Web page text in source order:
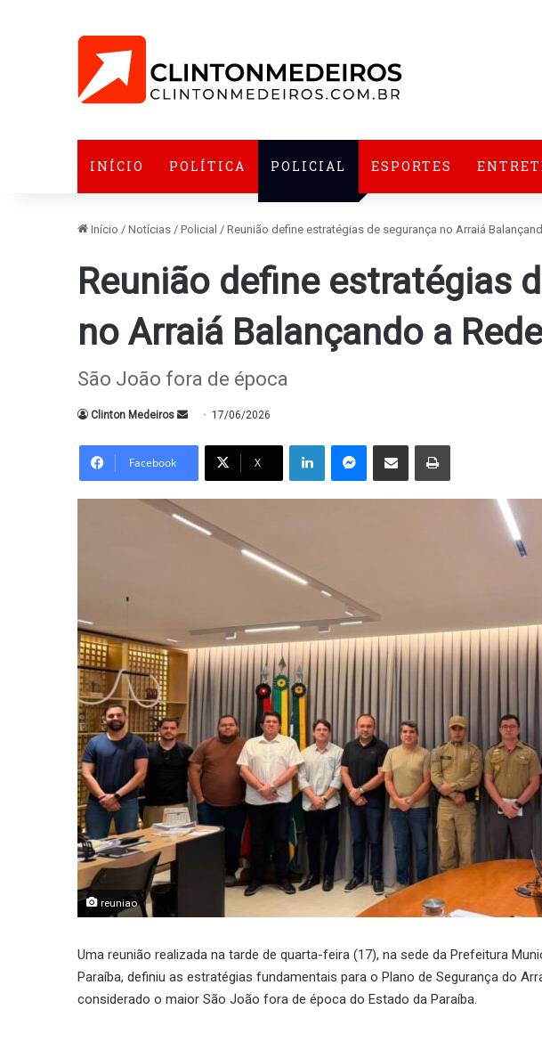
INÍCIO POLÍTICA POLICIAL ESPORTES
Início / Notícias / Policial / Reunião define estratégias de segurança no Arraiá
Reunião define estratégias
no Arraiá Balançando a
São João fora de época
Clinton Medeiros
Mande
mail
17/06/2026
Facebook X
LinkedinMessenger
Compartilhar via e-mail Imprimir
reuniao
Uma reunião realizada na tarde de quarta-feira (17), na sede da Prefeitura
Paraíba, definiu as estratégias fundamentais para o Plano de Segurança do
considerado o maior São João fora de época do Estado da Paraíba.